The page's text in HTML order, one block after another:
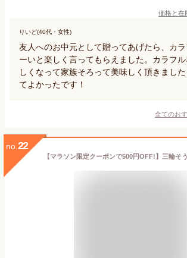
価格と在
りいど(40代・女性)
友人へのお中元として贈ってあげたら、カ
ーいと楽しく言ってもらえました。カラフ
しくなって家族そろって美味しく頂きまし
てよかったです！
全てのお
no. 22